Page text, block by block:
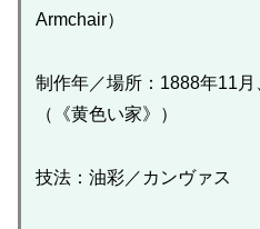
Armchair）
制作年／場所：1888年11
（《黄色い家》）
技法：油彩／カンヴァス